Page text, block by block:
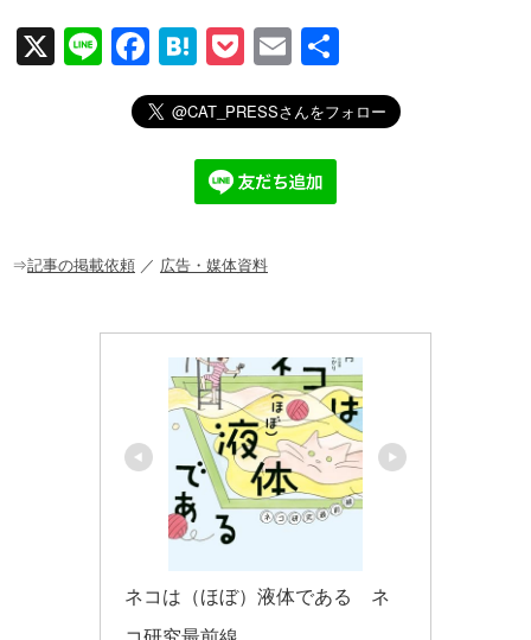
X
Li
F
a
c
o
H
at
e
n
a
P
o
ck
et
E
m
ail
有
⇒記事の掲載依頼 ／ 広告・媒体資料
ネコは（ほぼ）液体である　ネ